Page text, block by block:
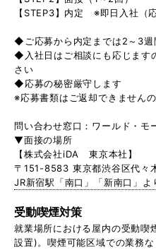
【STEP3】内定 ※即日入社（応
◆ご応募から内定までは2～3週
◆入社日はご相談にも応じます
さい
◆応募の秘密厳守します
※応募書類はご返却できません
問い合わせ窓口：ワールド・モ
▼面接の場所
【株式会社iDA 東京本社】
〒151-8583 東京都渋谷区代々
JR新宿駅「南口」「新南口」よ
受動喫煙対策
就業場所における屋内の受動喫
設置)。喫煙可能区域での業務な